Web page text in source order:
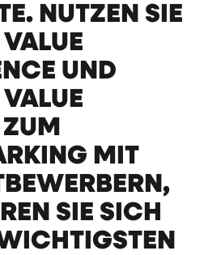
NUTZEN SIE
UND
MIT
SIE SICH